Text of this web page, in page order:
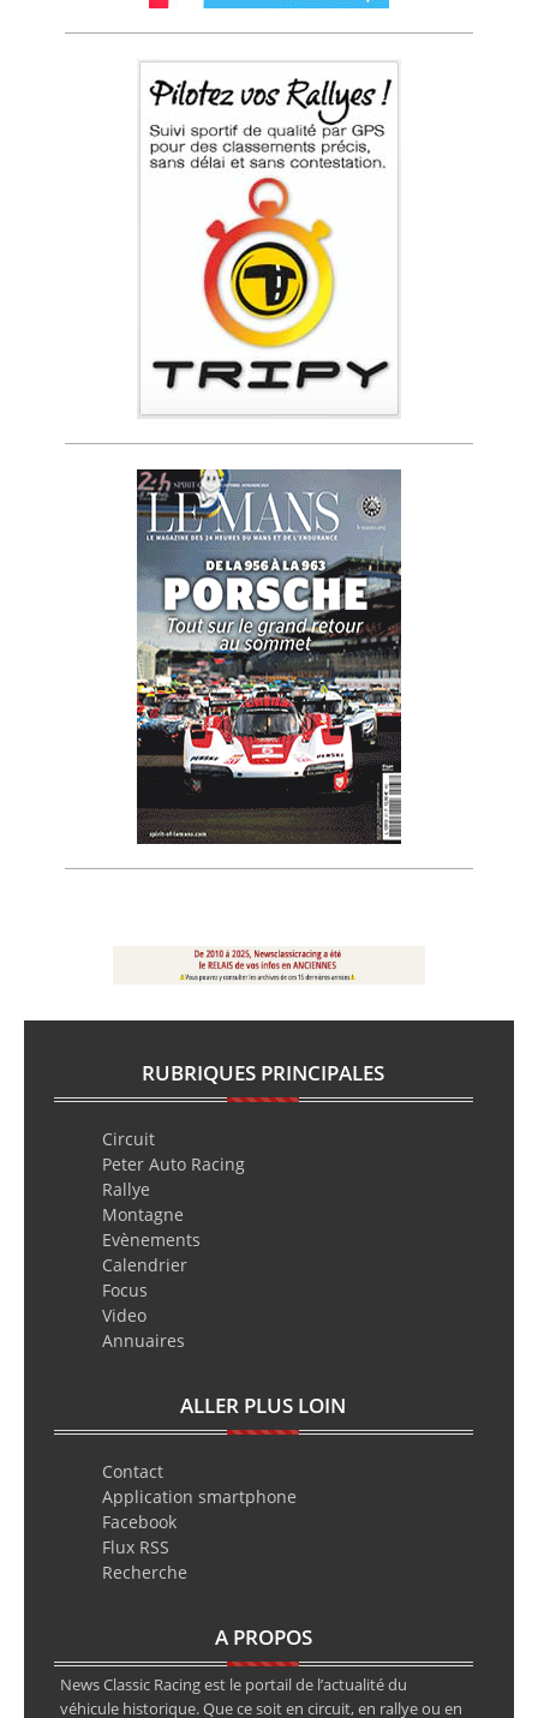
RUBRIQUES PRINCIPALES
Circuit
Peter Auto Racing
Rallye
Montagne
Evènements
Calendrier
Focus
Video
Annuaires
ALLER PLUS LOIN
Contact
Application smartphone
Facebook
Flux RSS
Recherche
A PROPOS
News Classic Racing est le portail de l’actualité du
véhicule historique. Que ce soit en circuit, en rallye ou en